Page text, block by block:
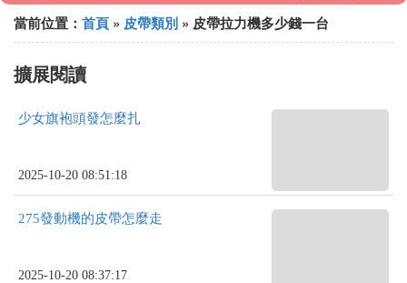
當前位置： 首頁 » 皮帶類別 » 皮帶拉力機多少錢一台
擴展閱讀
少女旗袍頭發怎麼扎
2025-10-20 08:51:18
275發動機的皮帶怎麼走
2025-10-20 08:37:17